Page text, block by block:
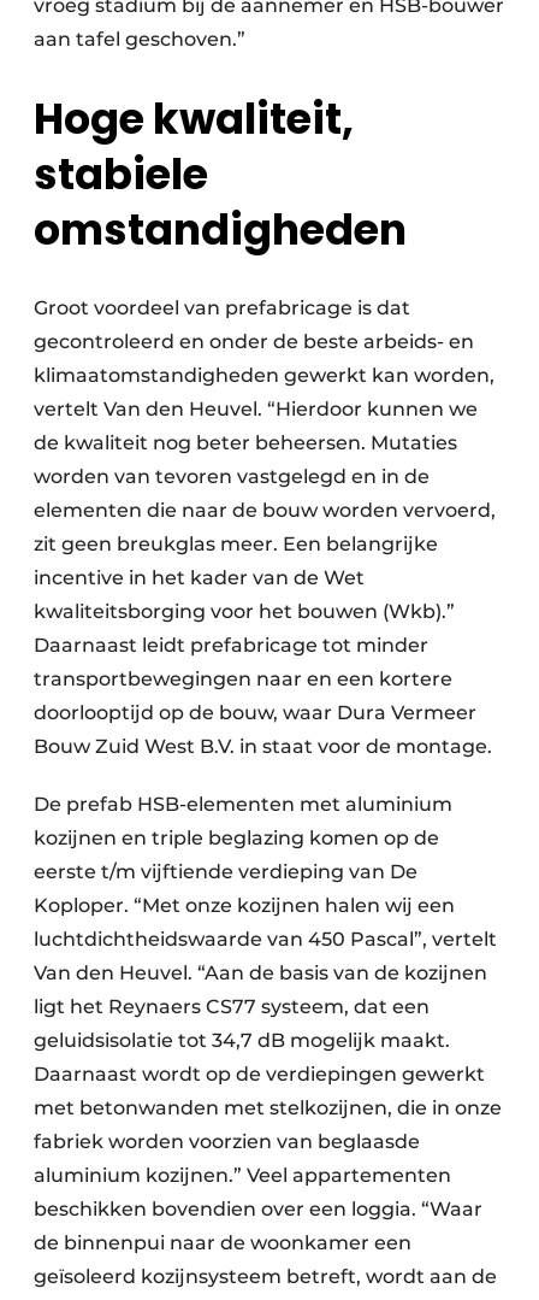
vroeg stadium bij de aannemer en HSB-bouwer
aan tafel geschoven.”
Hoge kwaliteit,
stabiele
omstandigheden
Groot voordeel van prefabricage is dat
gecontroleerd en onder de beste arbeids- en
klimaatomstandigheden gewerkt kan worden,
vertelt Van den Heuvel. “Hierdoor kunnen we
de kwaliteit nog beter beheersen. Mutaties
worden van tevoren vastgelegd en in de
elementen die naar de bouw worden vervoerd,
zit geen breukglas meer. Een belangrijke
incentive in het kader van de Wet
kwaliteitsborging voor het bouwen (Wkb).”
Daarnaast leidt prefabricage tot minder
transportbewegingen naar en een kortere
doorlooptijd op de bouw, waar Dura Vermeer
Bouw Zuid West B.V. in staat voor de montage.
De prefab HSB-elementen met aluminium
kozijnen en triple beglazing komen op de
eerste t/m vijftiende verdieping van De
Koploper. “Met onze kozijnen halen wij een
luchtdichtheidswaarde van 450 Pascal”, vertelt
Van den Heuvel. “Aan de basis van de kozijnen
ligt het Reynaers CS77 systeem, dat een
geluidsisolatie tot 34,7 dB mogelijk maakt.
Daarnaast wordt op de verdiepingen gewerkt
met betonwanden met stelkozijnen, die in onze
fabriek worden voorzien van beglaasde
aluminium kozijnen.” Veel appartementen
beschikken bovendien over een loggia. “Waar
de binnenpui naar de woonkamer een
geïsoleerd kozijnsysteem betreft, wordt aan de